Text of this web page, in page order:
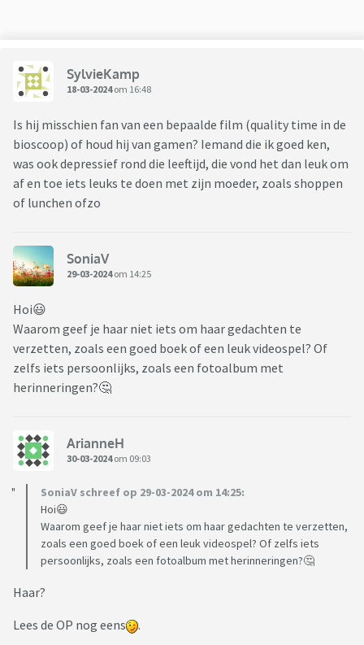
SylvieKamp
18-03-2024om 16:48
Is hij misschien fan van een bepaalde film (quality time in de
bioscoop) of houd hij van gamen? Iemand die ik goed ken,
was ook depressief rond die leeftijd, die vond het dan leuk om
af en toe iets leuks te doen met zijn moeder, zoals shoppen
of lunchen ofzo
SoniaV
29-03-2024om 14:25
Hoi😃
Waarom geef je haar niet iets om haar gedachten te
verzetten, zoals een goed boek of een leuk videospel? Of
zelfs iets persoonlijks, zoals een fotoalbum met
herinneringen?🤔
ArianneH
30-03-2024om 09:03
SoniaV schreef op 29-03-2024 om 14:25:
Hoi😃
Waarom geef je haar niet iets om haar gedachten te verzetten,
zoals een goed boek of een leuk videospel? Of zelfs iets
persoonlijks, zoals een fotoalbum met herinneringen?🤔
Haar?
Lees de OP nog eens
.